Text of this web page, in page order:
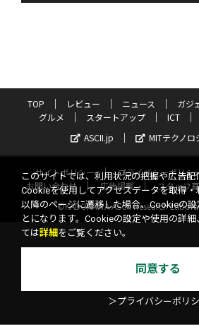
TOP レビュー ニュース ガジ
グルメ
スタートアップ ICT
ASCII.jp
MITテクノロ
サイトポリシー プライバシーポリシ
お問い合わせ
広告掲載 スタッフ
©KADOKAWA ASCII Research
このサイトでは、利用状況の把握や広告配
Cookieを使用してアクセスデータを取得
以降のページに遷移した場合、Cookieの
とになります。Cookieの設定や使用の詳
ては詳細 をご覧ください。
同意する
＞プライバシーポリ